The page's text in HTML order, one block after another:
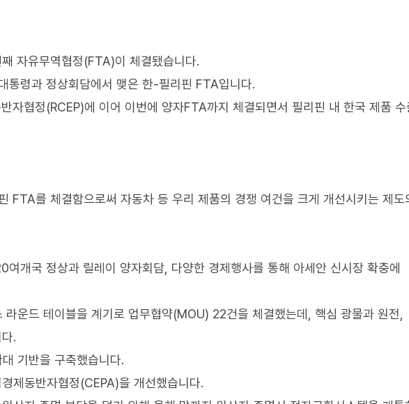
자유무역협정(FTA)이 체결됐습니다.
통령과 정상회담에서 맺은 한-필리핀 FTA입니다.
자협정(RCEP)에 이어 이번에 양자FTA까지 체결되면서 필리핀 내 한국 제품 수
FTA를 체결함으로써 자동차 등 우리 제품의 경쟁 여건을 크게 개선시키는 제도
개국 정상과 릴레이 양자회담, 다양한 경제행사를 통해 아세안 신시장 확충에
라운드 테이블을 계기로 업무협약(MOU) 22건을 체결했는데, 핵심 광물과 원전,
.
기반을 구축했습니다.
제동반자협정(CEPA)을 개선했습니다.